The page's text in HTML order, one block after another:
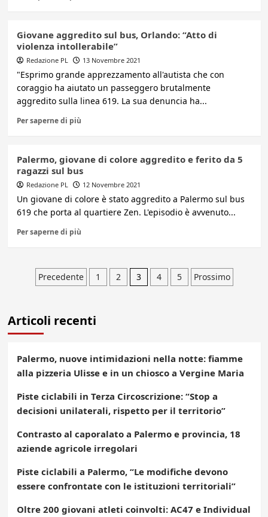
Giovane aggredito sul bus, Orlando: “Atto di
violenza intollerabile”
Redazione PL 13 Novembre 2021
"Esprimo grande apprezzamento all'autista che con
coraggio ha aiutato un passeggero brutalmente
aggredito sulla linea 619. La sua denuncia ha...
Per saperne di più
Palermo, giovane di colore aggredito e ferito da 5
ragazzi sul bus
Redazione PL 12 Novembre 2021
Un giovane di colore è stato aggredito a Palermo sul bus
619 che porta al quartiere Zen. L'episodio è avvenuto...
Per saperne di più
Paginazione
articoli
Precedente 1 2 3 4 5 Prossimo
Articoli recenti
Palermo, nuove intimidazioni nella notte: fiamme
alla pizzeria Ulisse e in un chiosco a Vergine Maria
Piste ciclabili in Terza Circoscrizione: “Stop a
decisioni unilaterali, rispetto per il territorio”
Contrasto al caporalato a Palermo e provincia, 18
aziende agricole irregolari
Piste ciclabili a Palermo, “Le modifiche devono
essere confrontate con le istituzioni territoriali”
Oltre 200 giovani atleti coinvolti: AC47 e Individual